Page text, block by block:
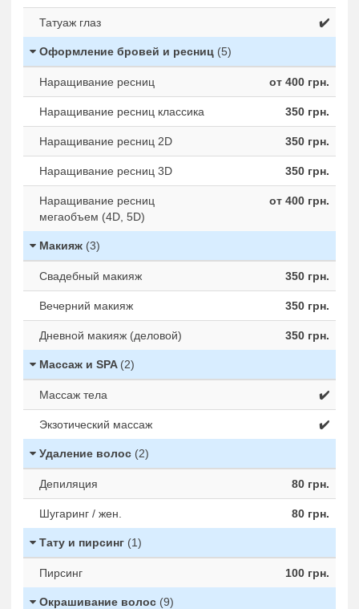
Татуаж глаз ✔️
Оформление бровей и ресниц (5)
Наращивание ресниц от 400 грн.
Наращивание ресниц классика 350 грн.
Наращивание ресниц 2D 350 грн.
Наращивание ресниц 3D 350 грн.
Наращивание ресниц
мегаобъем (4D, 5D)
от 400 грн.
Макияж (3)
Свадебный макияж 350 грн.
Вечерний макияж 350 грн.
Дневной макияж (деловой) 350 грн.
Массаж и SPA (2)
Массаж тела ✔️
Экзотический массаж ✔️
Удаление волос (2)
Депиляция 80 грн.
Шугаринг / жен. 80 грн.
Тату и пирсинг (1)
Пирсинг 100 грн.
Окрашивание волос (9)